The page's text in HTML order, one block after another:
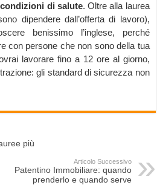
di salute. Oltre alla laurea
dipendere dall’offerta di lavoro),
benissimo l’inglese, perché
con persone che non sono della tua
lavorare fino a 12 ore al giorno,
gli standard di sicurezza non
più
Articolo Successivo
Patentino Immobiliare: quando
prenderlo e quando serve